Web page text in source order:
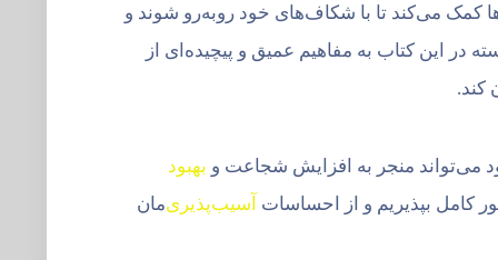
کمک می‌کند تا با شکاف‌های خود روبه‌رو شوند و
در این کتاب به مفاهیم عمیق و پیچیده‌ای از
کند.
می‌تواند منجر به افزایش شجاعت و بهبود
کامل بپذیریم و از احساسات آسیب‌پذیری‌مان